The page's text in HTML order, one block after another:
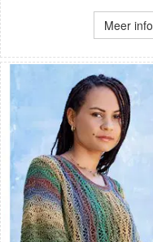
Meer info